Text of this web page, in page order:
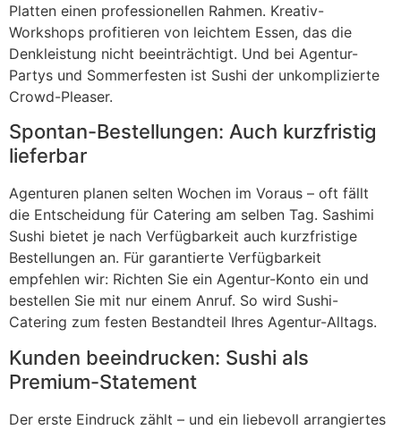
Platten einen professionellen Rahmen. Kreativ-
Workshops profitieren von leichtem Essen, das die
Denkleistung nicht beeinträchtigt. Und bei Agentur-
Partys und Sommerfesten ist Sushi der unkomplizierte
Crowd-Pleaser.
Spontan-Bestellungen: Auch kurzfristig
lieferbar
Agenturen planen selten Wochen im Voraus – oft fällt
die Entscheidung für Catering am selben Tag. Sashimi
Sushi bietet je nach Verfügbarkeit auch kurzfristige
Bestellungen an. Für garantierte Verfügbarkeit
empfehlen wir: Richten Sie ein Agentur-Konto ein und
bestellen Sie mit nur einem Anruf. So wird Sushi-
Catering zum festen Bestandteil Ihres Agentur-Alltags.
Kunden beeindrucken: Sushi als
Premium-Statement
Der erste Eindruck zählt – und ein liebevoll arrangiertes